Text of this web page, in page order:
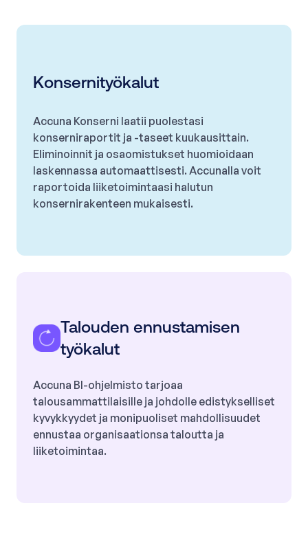
Konsernityökalut
Accuna Konserni laatii puolestasi
konserniraportit ja -taseet kuukausittain.
Eliminoinnit ja osaomistukset huomioidaan
laskennassa automaattisesti. Accunalla voit
raportoida liiketoimintaasi halutun
konsernirakenteen mukaisesti.
Talouden ennustamisen
työkalut
Accuna BI-ohjelmisto tarjoaa
talousammattilaisille ja johdolle edistykselliset
kyvykkyydet ja monipuoliset mahdollisuudet
ennustaa organisaationsa taloutta ja
liiketoimintaa.